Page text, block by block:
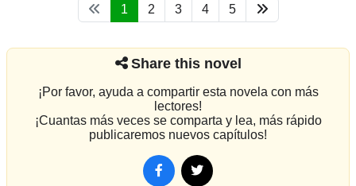
1 2 3 4 5
Share this novel
¡Por favor, ayuda a compartir esta novela con más
lectores!
¡Cuantas más veces se comparta y lea, más rápido
publicaremos nuevos capítulos!